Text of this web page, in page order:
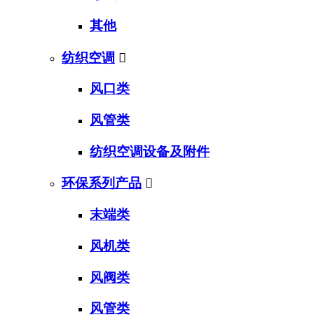
其他
纺织空调 
风口类
风管类
纺织空调设备及附件
环保系列产品 
末端类
风机类
风阀类
风管类